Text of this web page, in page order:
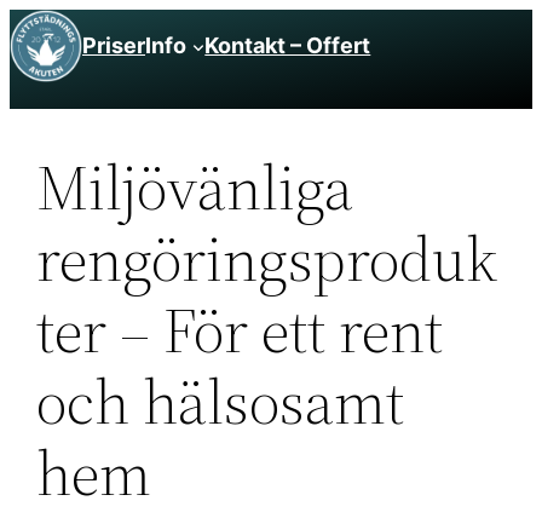
Hoppa
till
PriserInfo Kontakt – Offert
Miljövänliga
rengöringsproduk
ter – För ett rent
och hälsosamt
hem